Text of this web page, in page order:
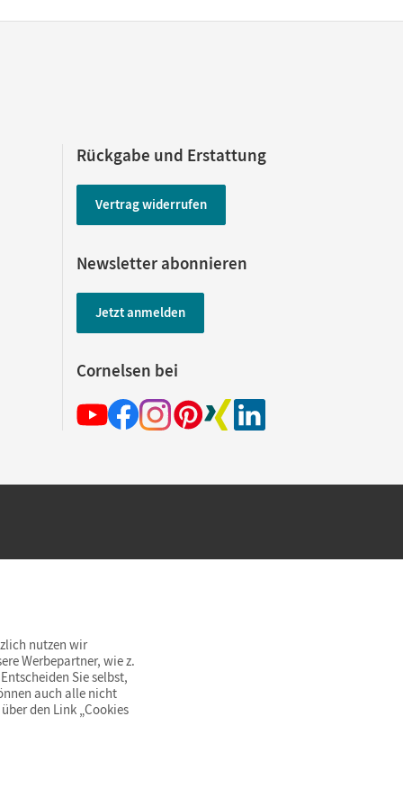
Rückgabe und Erstattung
Vertrag widerrufen
Newsletter abonnieren
Jetzt anmelden
Cornelsen bei
innerhalb Deutschlands
nutzen wir
Werbepartner, wie z.
Sie selbst,
auch alle nicht
den Link „Cookies